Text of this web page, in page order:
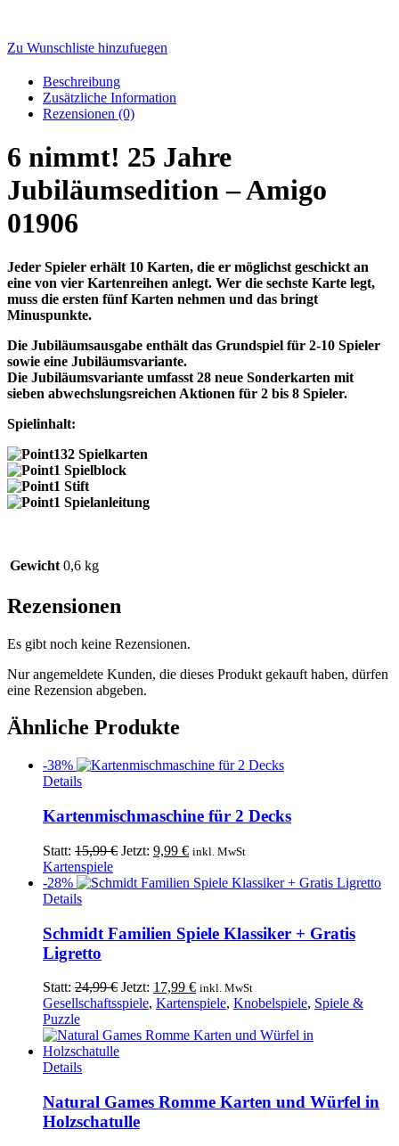
Zu Wunschliste hinzufuegen
Beschreibung
Zusätzliche Information
Rezensionen (0)
6 nimmt! 25 Jahre
Jubiläumsedition – Amigo
01906
Jeder Spieler erhält 10 Karten, die er möglichst geschickt an
eine von vier Kartenreihen anlegt. Wer die sechste Karte legt,
muss die ersten fünf Karten nehmen und das bringt
Minuspunkte.
Die Jubiläumsausgabe enthält das Grundspiel für 2-10 Spieler
sowie eine Jubiläumsvariante.
Die Jubiläumsvariante umfasst 28 neue Sonderkarten mit
sieben abwechslungsreichen Aktionen für 2 bis 8 Spieler.
Spielinhalt:
132 Spielkarten
1 Spielblock
1 Stift
1 Spielanleitung
Gewicht 0,6 kg
Rezensionen
Es gibt noch keine Rezensionen.
Nur angemeldete Kunden, die dieses Produkt gekauft haben, dürfen
eine Rezension abgeben.
Ähnliche Produkte
-38%
Details
Kartenmischmaschine für 2 Decks
Statt: 15,99€ Ursprünglicher
war:
Jetzt: 9,99 €Aktueller
ist:
inkl. MwSt
Kartenspiele
-28%
Details
Schmidt Familien Spiele Klassiker + Gratis
Ligretto
Statt: 24,99€ Ursprünglicher
Preis
24,99 €
Jetzt: 17,99 €Aktueller
Preis
17,99 €.
inkl. MwSt
Gesellschaftsspiele, Kartenspiele, Knobelspiele, Spiele &
Puzzle
Details
Natural Games Romme Karten und Würfel in
Holzschatulle